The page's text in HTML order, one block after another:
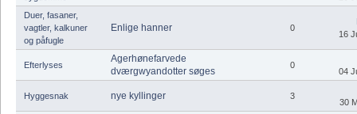
Duer, fasaner,
vagtler, kalkuner
og påfugle
Enlige hanner 0
16
Efterlyses
Agerhønefarvede
dværgwyandotter søges
0
04
Hyggesnak nye kyllinger 3
30